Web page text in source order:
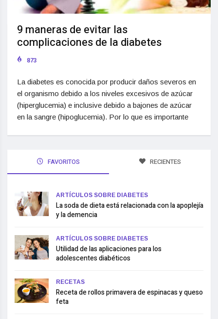
9 maneras de evitar las
complicaciones de la diabetes
873
La diabetes es conocida por producir daños severos en
el organismo debido a los niveles excesivos de azúcar
(hiperglucemia) e inclusive debido a bajones de azúcar
en la sangre (hipoglucemia). Por lo que es importante
FAVORITOS RECIENTES
ARTÍCULOS SOBRE DIABETES
La soda de dieta está relacionada con la apoplejía
y la demencia
ARTÍCULOS SOBRE DIABETES
Utilidad de las aplicaciones para los
adolescentes diabéticos
RECETAS
Receta de rollos primavera de espinacas y queso
feta